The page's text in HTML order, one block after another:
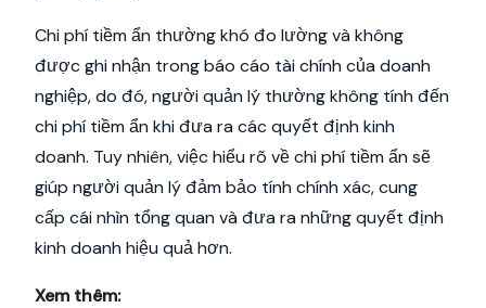
Chi phí tiềm ẩn thường khó đo lường và không
được ghi nhận trong báo cáo tài chính của doanh
nghiệp, do đó, người quản lý thường không tính đến
chi phí tiềm ẩn khi đưa ra các quyết định kinh
doanh. Tuy nhiên, việc hiểu rõ về chi phí tiềm ẩn sẽ
giúp người quản lý đảm bảo tính chính xác, cung
cấp cái nhìn tổng quan và đưa ra những quyết định
kinh doanh hiệu quả hơn.
Xem thêm: